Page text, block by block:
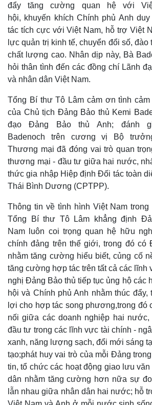
Quan sát
Cuộc sống đó đây
Hồ sơ
Video
Ảnh
E-
đẩy tăng cường quan hệ với
hội, khuyến khích Chính phủ Anh
tác tích cực với Việt Nam, hỗ trợ Việt
lực quản trị kinh tế, chuyển đổi số,
chất lượng cao. Nhân dịp này, Bà
hỏi thân tình đến các đồng chí Lãnh
và nhân dân Việt Nam.
Tổng Bí thư Tô Lâm cảm ơn tình
của Chủ tịch Đảng Bảo thủ Kemi
đạo Đảng Bảo thủ Anh; đánh
Badenoch trên cương vị Bộ
Thương mại đã đóng vai trò quan
thương mại - đầu tư giữa hai nước,
thức gia nhập Hiệp định Đối tác toàn
Thái Bình Dương (CPTPP).
Thông tin về tình hình Việt Nam
Tổng Bí thư Tô Lâm khẳng định
Nam luôn coi trọng quan hệ hữu
chính đảng trên thế giới, trong đó có
nhằm tăng cường hiểu biết, củng cố
tăng cường hợp tác trên tất cả các lĩnh
nghị Đảng Bảo thủ tiếp tục ủng hộ các
hội và Chính phủ Anh nhằm thúc đẩy,
lợi cho hợp tác song phương,trong đó
nối giữa các doanh nghiệp hai
đầu tư trong các lĩnh vực tài chính -
xanh, năng lượng sạch, đổi mới sáng
tạo;phát huy vai trò của mỗi Đảng
tin, tổ chức các hoạt động giao lưu
dân nhằm tăng cường hơn nữa sự
lẫn nhau giữa nhân dân hai nước; hỗ